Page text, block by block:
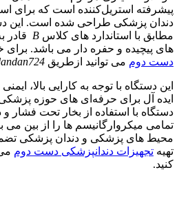
پیشرفته استریل‌کننده است که برای
دندان ‌پزشکی طراحی شده است. این
مطابق با استاندارد های کلاس B قادر
های پیچیده و حفره‌ دار می‌ باشد. برای
دست دوم می توانید ازطریق
این دستگاه با توجه به کارایی بالا،
ایده‌ آل برای حرفه‌ای ‌های حوزه
دستگاه با استفاده از بخار تحت فشار و
تمامی میکروارگانیسم ‌ها را از بین می
محیط‌ های پزشکی و دندان ‌پزشکی
تهیه تجهیزات دندانپزشکی دست دوم
کنید.